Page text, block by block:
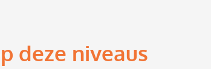
deze niveaus